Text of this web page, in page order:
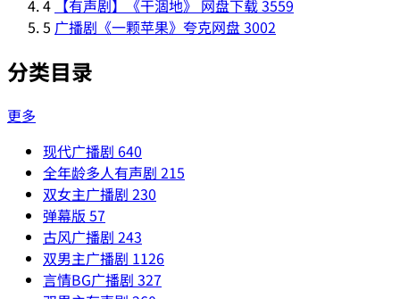
4 【有声剧】《干涸地》 网盘下载3559
5 广播剧《一颗苹果》夸克网盘3002
分类目录
更多
现代广播剧 640
全年龄多人有声剧 215
双女主广播剧 230
弹幕版 57
古风广播剧 243
双男主广播剧 1126
言情BG广播剧 327